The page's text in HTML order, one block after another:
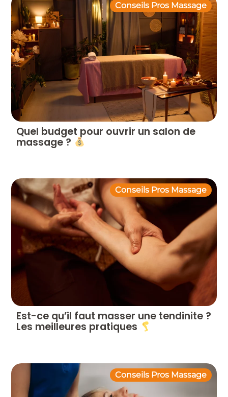
Conseils Pros Massage
Quel budget pour ouvrir un salon de
massage ?
Conseils Pros Massage
Est-ce qu’il faut masser une tendinite ?
Les meilleures pratiques
Conseils Pros Massage